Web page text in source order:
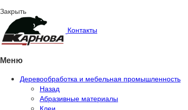
Закрыть
Контакты
Меню
Деревообработка и мебельная промышленность
Назад
Абразивные материалы